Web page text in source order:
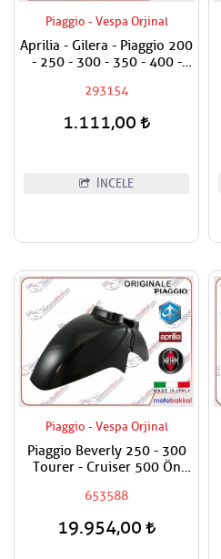
Piaggio - Vespa Orjinal
Aprilia - Gilera - Piaggio 200
- 250 - 300 - 350 - 400 -
293154
1.111,00
İNCELE
Piaggio - Vespa Orjinal
Piaggio Beverly 250 - 300
Tourer - Cruiser 500 Ön
653588
19.954,00